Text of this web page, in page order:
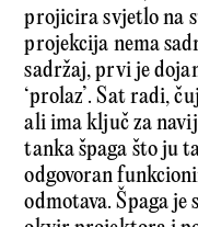
projicira svjetlo na
projekcija nema
sadržaj, prvi je
‘prolaz’. Sat radi,
ali ima ključ za
tanka špaga što ju
odgovoran
odmotava. Špaga je